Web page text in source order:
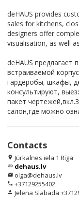
deHAUS provides
sales for kitchens,
designers offer
visualisation, as well
deHAUS предлагает
встраиваемой
гардеробы, шкафы,
консультируют,
пакет
салон,где можно
Contacts
location_on Jūrkalnes iela 1 Rīga
link dehaus.lv
email olga@dehaus.lv
phone +37129255402
person Jelena Slabada